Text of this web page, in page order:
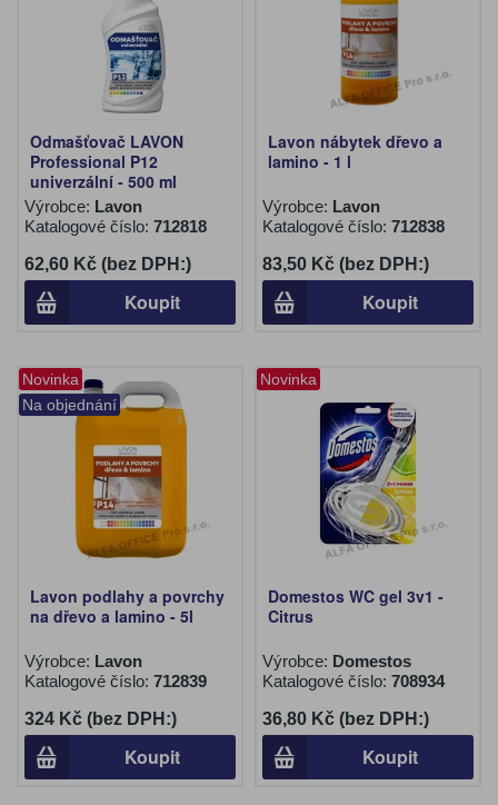
Odmašťovač LAVON
Professional P12
univerzální - 500 ml
Výrobce: Lavon
Katalogové číslo: 712818
62,60 Kč (bez DPH:)
Koupit
Lavon nábytek dřevo a
lamino - 1 l
Výrobce: Lavon
Katalogové číslo: 712838
83,50 Kč (bez DPH:)
Koupit
Novinka
Na objednání
Lavon podlahy a povrchy
na dřevo a lamino - 5l
Výrobce: Lavon
Katalogové číslo: 712839
324 Kč (bez DPH:)
Koupit
Novinka
Domestos WC gel 3v1 -
Citrus
Výrobce: Domestos
Katalogové číslo: 708934
36,80 Kč (bez DPH:)
Koupit